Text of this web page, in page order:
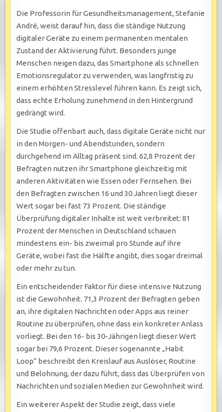
Die Professorin für Gesundheitsmanagement, Stefanie
André, weist darauf hin, dass die ständige Nutzung
digitaler Geräte zu einem permanenten mentalen
Zustand der Aktivierung führt. Besonders junge
Menschen neigen dazu, das Smartphone als schnellen
Emotionsregulator zu verwenden, was langfristig zu
einem erhöhten Stresslevel führen kann. Es zeigt sich,
dass echte Erholung zunehmend in den Hintergrund
gedrängt wird.
Die Studie offenbart auch, dass digitale Geräte nicht nur
in den Morgen- und Abendstunden, sondern
durchgehend im Alltag präsent sind. 62,8 Prozent der
Befragten nutzen ihr Smartphone gleichzeitig mit
anderen Aktivitäten wie Essen oder Fernsehen. Bei
den Befragten zwischen 16 und 30 Jahren liegt dieser
Wert sogar bei fast 73 Prozent. Die ständige
Überprüfung digitaler Inhalte ist weit verbreitet: 81
Prozent der Menschen in Deutschland schauen
mindestens ein- bis zweimal pro Stunde auf ihre
Geräte, wobei fast die Hälfte angibt, dies sogar dreimal
oder mehr zu tun.
Ein entscheidender Faktor für diese intensive Nutzung
ist die Gewohnheit. 71,3 Prozent der Befragten geben
an, ihre digitalen Nachrichten oder Apps aus reiner
Routine zu überprüfen, ohne dass ein konkreter Anlass
vorliegt. Bei den 16- bis 30-Jährigen liegt dieser Wert
sogar bei 79,6 Prozent. Dieser sogenannte „Habit
Loop“ beschreibt den Kreislauf aus Auslöser, Routine
und Belohnung, der dazu führt, dass das Überprüfen von
Nachrichten und sozialen Medien zur Gewohnheit wird.
Ein weiterer Aspekt der Studie zeigt, dass viele